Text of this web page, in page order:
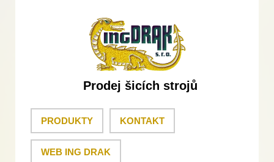
Prodej šicích strojů
PRODUKTY KONTAKT
WEB ING DRAK